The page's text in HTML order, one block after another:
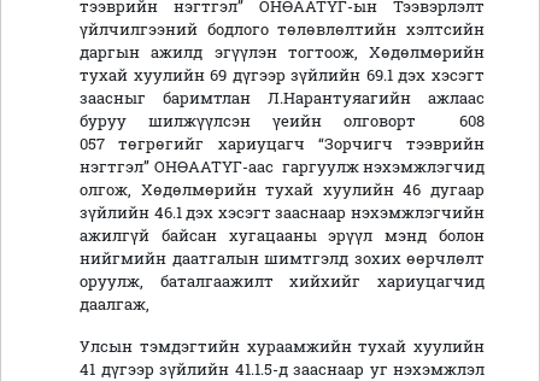
тээврийн нэгтгэл” ОНӨААТҮГ-ын Тээвэрлэлт
үйлчилгээний бодлого төлөвлөлтийн хэлтсийн
даргын ажилд эгүүлэн тогтоож, Хөдөлмөрийн
тухай хуулийн 69 дүгээр зүйлийн 69.1 дэх хэсэгт
заасныг баримтлан Л.Нарантуяагийн ажлаас
буруу шилжүүлсэн үеийн олговорт 608
057 төгрөгийг хариуцагч “Зорчигч тээврийн
нэгтгэл” ОНӨААТҮГ-аас гаргуулж нэхэмжлэгчид
олгож, Хөдөлмөрийн тухай хуулийн 46 дугаар
зүйлийн 46.1 дэх хэсэгт зааснаар нэхэмжлэгчийн
ажилгүй байсан хугацааны эрүүл мэнд болон
нийгмийн даатгалын шимтгэлд зохих өөрчлөлт
оруулж, баталгаажилт хийхийг хариуцагчид
даалгаж,
Улсын тэмдэгтийн хураамжийн тухай хуулийн
41 дүгээр зүйлийн 41.1.5-д зааснаар уг нэхэмжлэл